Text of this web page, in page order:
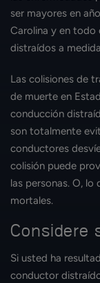
ser mayores en
Carolina y en todo
distraídos a
Las colisiones de
de muerte en
conducción
son totalmente
conductores
colisión puede
las personas. O, lo
mortales.
Considere
Si usted ha
conductor